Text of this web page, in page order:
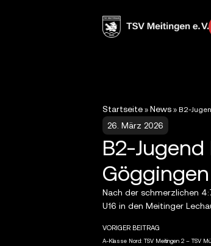
Startseite » News » B2-
26. März 2026
B2-Jugend
Nach der schmerzlichen
U16 in den Meitinger
VORIGER BEITRAG
A-Klasse Nord: TSV Meitingen 2 – TSV